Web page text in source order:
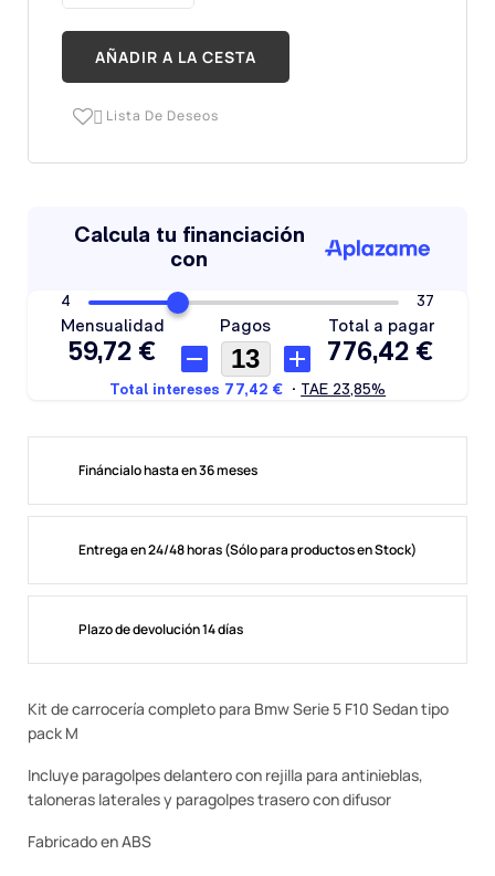
AÑADIR A LA CESTA
 Lista De Deseos
Fináncialo hasta en 36 meses
Entrega en 24/48 horas (Sólo para productos en Stock)
Plazo de devolución 14 días
Kit de carrocería completo para Bmw Serie 5 F10 Sedan tipo
pack M
Incluye paragolpes delantero con rejilla para antinieblas,
taloneras laterales y paragolpes trasero con difusor
Fabricado en ABS